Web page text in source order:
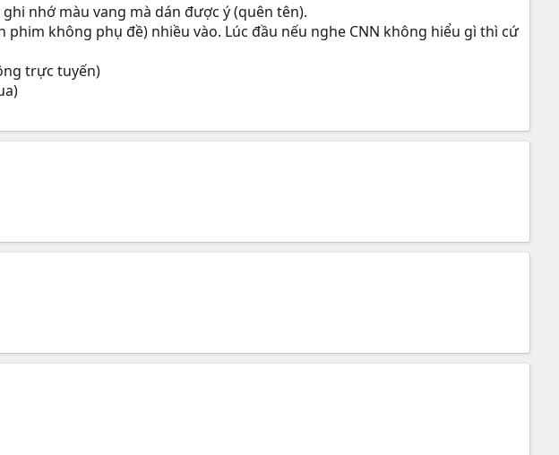
nhớ màu vang mà dán được ý (quên tên).
không phụ đề) nhiều vào. Lúc đầu nếu nghe CNN không hiểu gì thì cứ
trực tuyến)